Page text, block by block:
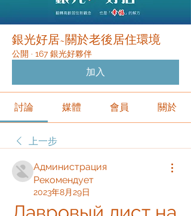
銀光好居~關於老後居住環境
公開 · 167 銀光好夥伴
加入
討論 媒體 會員 關於
上一步
Администрация
Рекомендует
2023年8月29日